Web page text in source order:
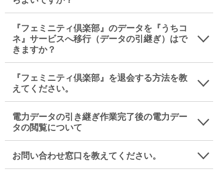
『フェミニティ倶楽部』のデータを『うちコ
ネ』サービスへ移行（データの引継ぎ）はで
きますか？
『フェミニティ倶楽部』を退会する方法を教
えてください。
電力データの引き継ぎ作業完了後の電力デー
タの閲覧について
お問い合わせ窓口を教えてください。